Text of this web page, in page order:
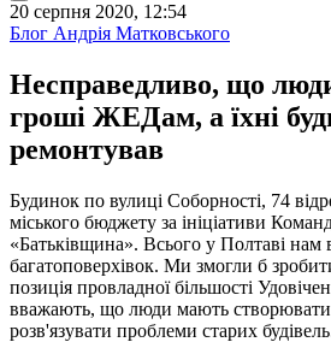
20 серпня 2020, 12:54
Блог Андрія Матковського
Несправедливо, що
гроші ЖЕДам, а їхні
ремонтував
Будинок по вулиці Соборності, 74
міського бюджету за ініціативи
«Батьківщина». Всього у Полтаві нам
багатоповерхівок. Ми змогли б
позиція провладної більшості
вважають, що люди мають створювати
розв'язувати проблеми старих